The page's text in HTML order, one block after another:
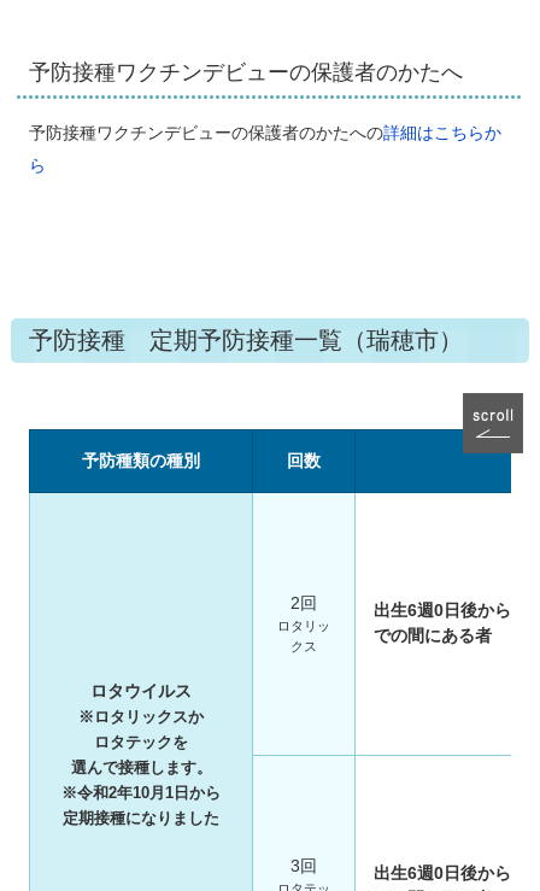
予防接種ワクチンデビューの保護者のかたへ
予防接種ワクチンデビューの保護者のかたへの詳細はこちらか
ら
予防接種 定期予防接種一覧（瑞穂市）
予防種類の種別 回数
ロタウイルス
※ロタリックスか
ロタテックを
選んで接種します。
※令和2年10月1日から
定期接種になりました
2回
ロタリッ
クス
出生6週0日後から出
での間にある者
3回
出生6週0日後から出